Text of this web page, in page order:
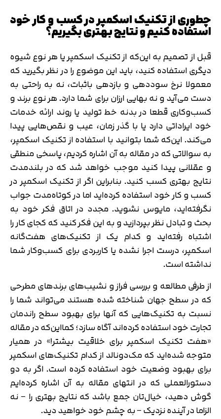
چطوری از تکنیک اسکمپر در کسب و کار خود
استفاده کنیم و نتایج بهتری بگیریم؟
قبل از تصمیم به این‌که از تکنیک اسکمپر یا هر نوع شیوه‌
دیگری استفاده کنید، باید این موضوع را در نظر بگیرید که
معمولا نرخ سوددهی و بازدهی باثبات، نه به راحتی به
دست می‌آید و نه بهایی ارزان برای شما دارد. هر نوع برند و
کسب‌وکاری قطعا در بدنه خط تولید یا روند ارائه خدمات
خود ایراداتی دارد یا با گذر زمان، عیب و نقص‌هایی پیدا
می‌کند. این‌که شما بتوانید با استفاده از تکنیک اسکمپر،
به سوالاتی که در مقاله به آن اشاره کردیم، پاسخی منطقی
و عقلانی پیدا کنید موجب خواهد شد که در بلندمدت
نتایج بهتری کسب کنید. بنابراین اگر از تکنیک اسکمپر در
کسب و کار خود استفاده کرده‌اید اما در کوتاه‌مدت جواب
نگرفته‌اید، مایوس نشوید. مجدد در اتاق فکر خود به
بحث و تبادل نظر بپردازید و به این فکر کنید که کجای کار را
اشتباه رفته‌اید و کدام یک از تکنیک‌های هفت‌گانه
اسکمپر، درست اجرا نشده یا کاربردی برای کسب‌وکار شما
نداشته است.
از طرفی مطالعه و بررسی فراز و نشیب‌های برندهای مطرحی
که در سطح جهان شناخته شده هستند می‌تواند شما را
نسبت به تکنیک‌هایی که آنها برای بهبود سطح راندمان
تجارت خود استفاده کرده‌اند آگاه سازد؛ کمااین‌که در مقاله
«هفت تکنیک اسکمپر برای خلاقیت بیشتر!» در همیار
متوجه شده‌اید که مک‌دونالد از کدام تکنیک‌های اسکمپر
برای بهبود وضعیت خود استفاده کرده است. اگر به دو
دستورالعملی که در انتهای مقاله به آن اشاره کرده‌ایم
گوش دهید، خیال‌تان جمع باشد که نتایج بهتری را – نه
الزاما در آینده نزدیک – به چشم خود خواهید دید.